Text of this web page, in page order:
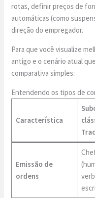
rotas, definir preços de
automáticas (como
direção do empregador.
Para que você visualize
antigo e o cenário atual
comparativa simples:
Entendendo os tipos de
Característica
Emissão de
ordens